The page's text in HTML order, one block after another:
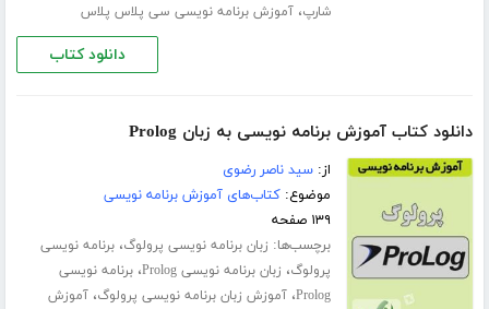
شارپ،آموزش برنامه نویسی سی پلاس پلاس
دانلود کتاب
دانلود کتاب آموزش برنامه نویسی به زبان Prolog
از:سید ناصر رضوی
موضوع:کتاب‌های آموزش برنامه نویسی
۱۳۹ صفحه
برچسب‌ها: زبان برنامه نویسی پرولوگ،برنامه نویسی
پرولوگ، زبان برنامه نویسی Prolog ،برنامه نویسی
Prolog،آموزش زبان برنامه نویسی پرولوگ،آموزش